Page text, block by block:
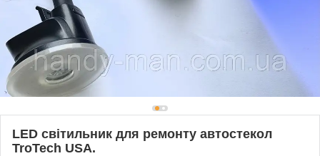
LED світильник для ремонту автостекол
TroTech USA.